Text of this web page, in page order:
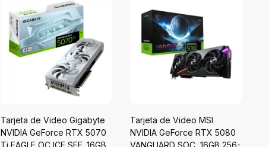
Tarjeta de Video Gigabyte
NVIDIA GeForce RTX 5070
Ti EAGLE OC ICE SFF, 16GB
Tarjeta de Video MSI
NVIDIA GeForce RTX 5080
VANGUARD SOC, 16GB 256-